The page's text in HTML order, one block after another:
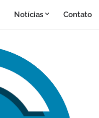
Notícias Contato